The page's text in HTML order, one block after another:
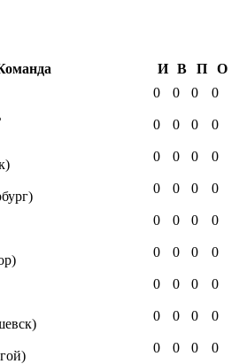
И В П
О
0 0 0 0
0 0 0 0
0 0 0 0
0 0 0 0
0 0 0 0
0 0 0 0
0 0 0 0
0 0 0 0
0 0 0 0